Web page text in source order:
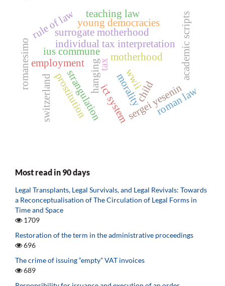
prostitution
tax
individual tax interpretation
morality
sergei yesenin
hanging
strangulation child
motherhood
surrogate motherhood
ict system
employment
rule of lawyoung democracies
teaching law
wwii
switzerland
academic scripts
roman law
romanesimo ius commune
Most read in 90 days
Legal Transplants, Legal Survivals, and Legal Revivals: Towards
a Reconceptualisation of The Circulation of Legal Forms in
Time and Space
1709
Restoration of the term in the administrative proceedings
696
The crime of issuing “empty” VAT invoices
689